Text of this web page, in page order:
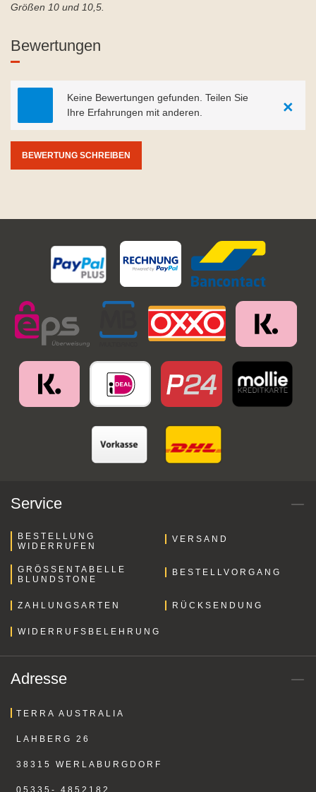
Größen 10 und 10,5.
Bewertungen
Keine Bewertungen gefunden. Teilen Sie
Ihre Erfahrungen mit anderen.
×
BEWERTUNG SCHREIBEN
Service
BESTELLUNG
WIDERRUFEN
VERSAND
GRÖSSENTABELLE B
LUNDSTONE
BESTELLVORGANG
ZAHLUNGSARTEN RÜCKSENDUNG
WIDERRUFSBELEHRUNG
Adresse
TERRA AUSTRALIA
LAHBERG 26
38315 WERLABURGDORF
05335- 4852182